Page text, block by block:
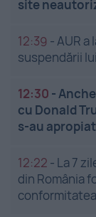
site
12:39 -AUR a
suspendării
12:30 -
cu Donald
s-au
12:22 - La 7
din România